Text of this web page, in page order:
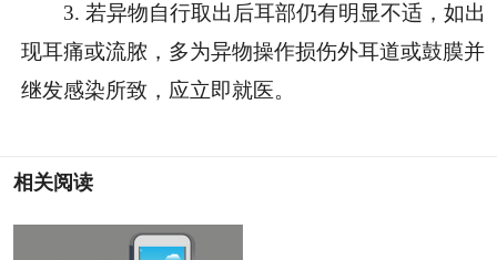
3. 若异物自行取出后耳部仍有明显不适，如出
现耳痛或流脓，多为异物操作损伤外耳道或鼓膜并
继发感染所致，应立即就医。
相关阅读